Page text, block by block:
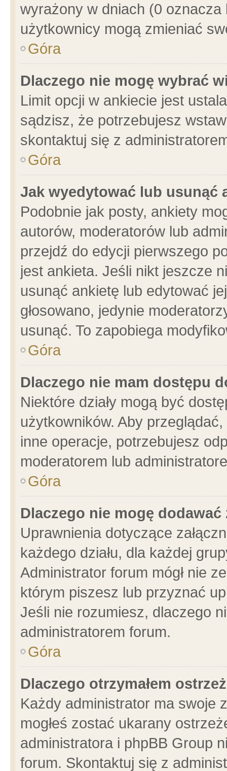
wyrażony w dniach (0
użytkownicy mogą zmieniać
Góra
Dlaczego nie mogę wybrać
Limit opcji w ankiecie jest
sądzisz, że potrzebujesz
skontaktuj się z
Góra
Jak wyedytować lub usunąć
Podobnie jak posty, ankiety
autorów, moderatorów lub
przejdź do edycji pierwszego
jest ankieta. Jeśli nikt jeszcze
usunąć ankietę lub edytować
głosowano, jedynie
usunąć. To zapobiega
Góra
Dlaczego nie mam dostępu
Niektóre działy mogą być
użytkowników. Aby
inne operacje, potrzebujesz
moderatorem lub
Góra
Dlaczego nie mogę dodawać
Uprawnienia dotyczące
każdego działu, dla każdej
Administrator forum mógł nie
którym piszesz lub przyznać
Jeśli nie rozumiesz, dlaczego
administratorem forum.
Góra
Dlaczego otrzymałem
Każdy administrator ma swoje
mogłeś zostać ukarany
administratora i phpBB Group
forum. Skontaktuj się z